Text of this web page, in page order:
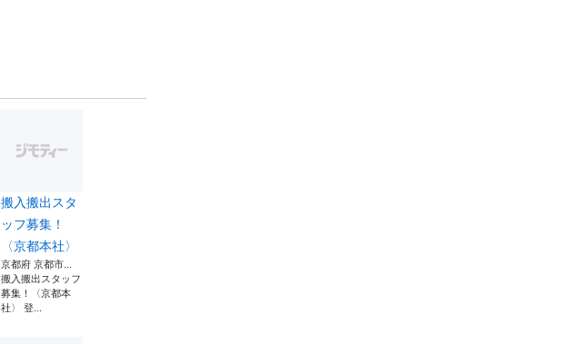
搬入搬出スタ
ッフ募集！
〈京都本社〉
京都府 京都市...
搬入搬出スタッフ
募集！〈京都本
社〉 登...